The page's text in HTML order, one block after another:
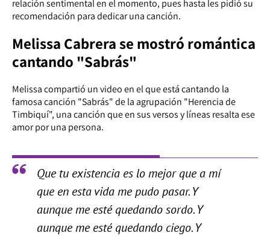
relación sentimental en el momento, pues hasta les pidió su
recomendación para dedicar una canción.
Melissa Cabrera se mostró romántica
cantando "Sabrás"
Melissa compartió un video en el que está cantando la
famosa canción "Sabrás" de la agrupación "Herencia de
Timbiquí", una canción que en sus versos y líneas resalta ese
amor por una persona.
Que tu existencia es lo mejor que a mí
que en esta vida me pudo pasar. Y
aunque me esté quedando sordo. Y
aunque me esté quedando ciego. Y